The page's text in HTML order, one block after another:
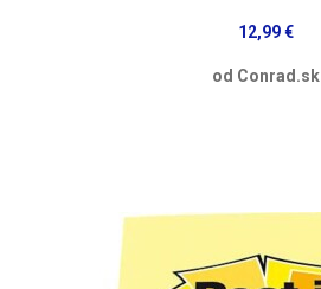
12,99 €
od Conrad.sk